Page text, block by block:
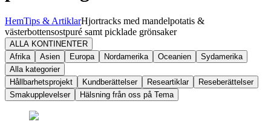
HemTips & ArtiklarHjortracks med mandelpotatis &
västerbottensostpuré samt picklade grönsaker
ALLA KONTINENTER
Afrika
Asien Europa Nordamerika Oceanien
Sydamerika
Alla kategorier
Hållbarhetsprojekt
Kundberättelser Researtiklar
Reseberättelser
Smakupplevelser
Hälsning från oss på Tema